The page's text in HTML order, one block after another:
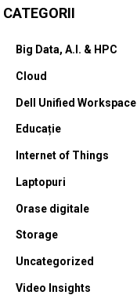
CATEGORII
Big Data, A.I. & HPC
Cloud
Dell Unified Workspace
Educație
Internet of Things
Laptopuri
Orase digitale
Storage
Uncategorized
Video Insights